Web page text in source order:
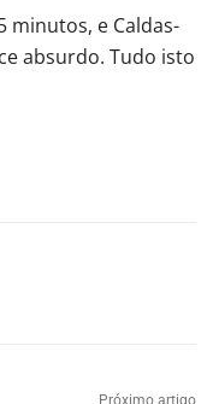
minutos, e Caldas-
absurdo. Tudo isto
Próximo artigo